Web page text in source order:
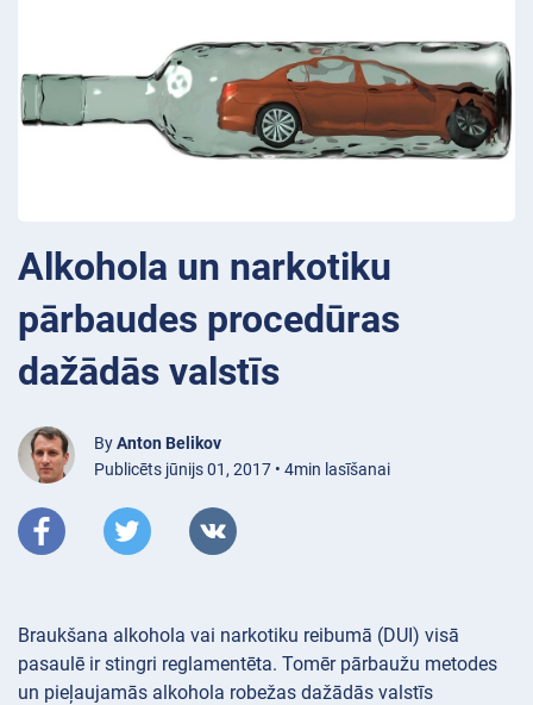
Alkohola un narkotiku
pārbaudes procedūras
dažādās valstīs
ByAnton Belikov
Publicēts jūnijs 01, 2017 • 4min lasīšanai
Braukšana alkohola vai narkotiku reibumā (DUI) visā
pasaulē ir stingri reglamentēta. Tomēr pārbaužu metodes
un pieļaujamās alkohola robežas dažādās valstīs